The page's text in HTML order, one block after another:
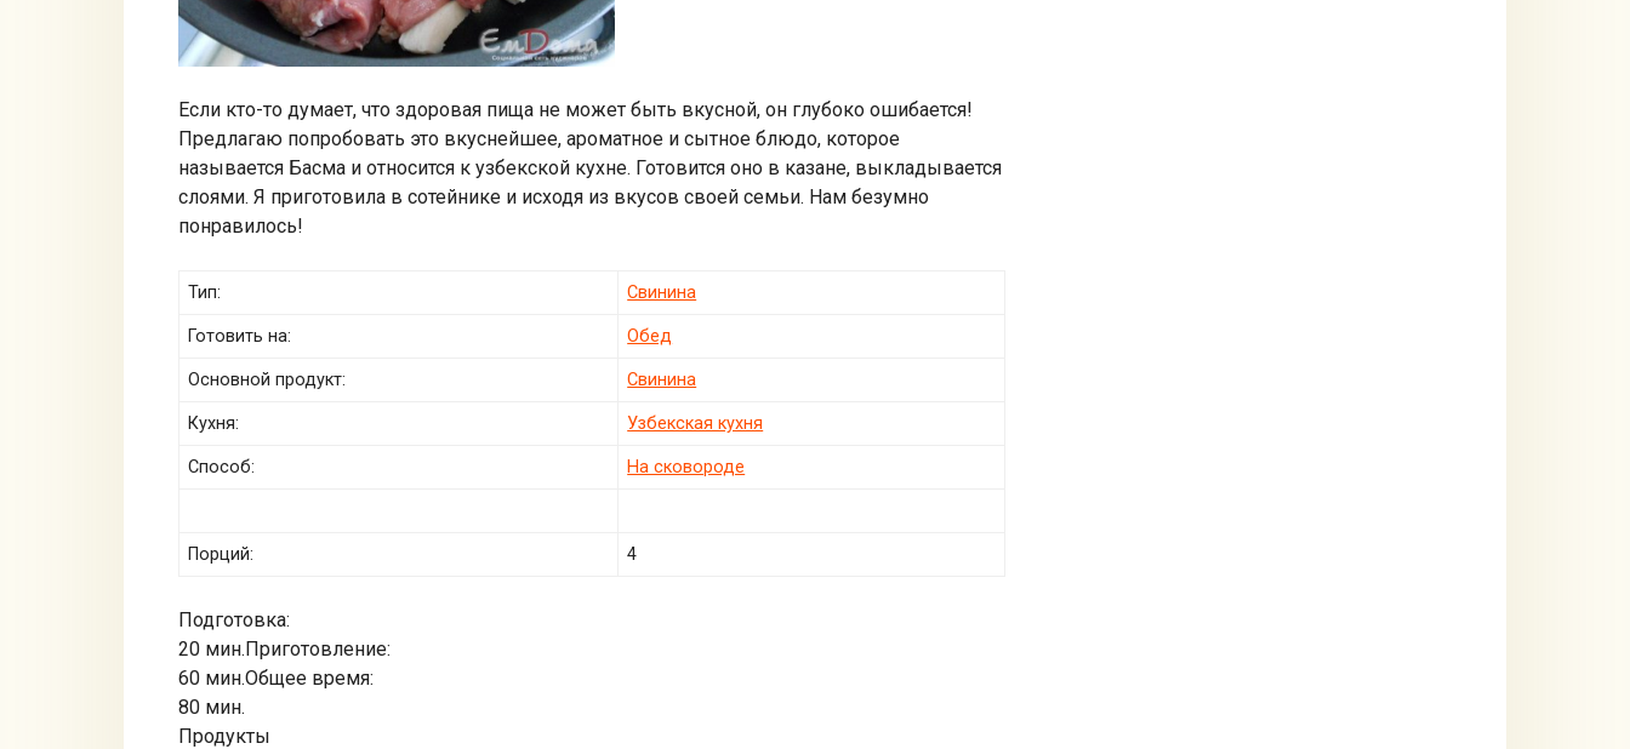
Если кто-то думает, что здоровая пища не может быть вкусной, он глубоко ошибается!
Предлагаю попробовать это вкуснейшее, ароматное и сытное блюдо, которое
называется Басма и относится к узбекской кухне. Готовится оно в казане, выкладывается
слоями. Я приготовила в сотейнике и исходя из вкусов своей семьи. Нам безумно
понравилось!
Тип: Свинина
Готовить на: Обед
Основной продукт: Свинина
Кухня: Узбекская кухня
Способ: На сковороде
Порций: 4
Подготовка:
20 мин.Приготовление:
60 мин.Общее время:
80 мин.
Продукты